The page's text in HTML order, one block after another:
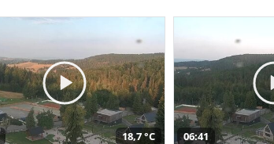
18,7 °C 06:41